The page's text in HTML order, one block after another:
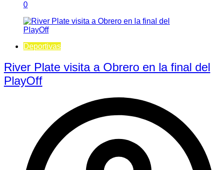
0
Deportivas
River Plate visita a Obrero en la final del
PlayOff